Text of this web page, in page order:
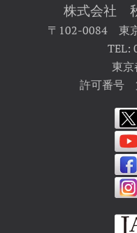
株式会社
〒102-0084 東
TEL:
東京
許可番号